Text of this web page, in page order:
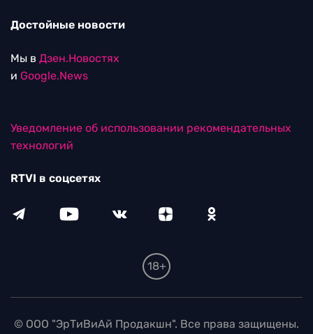
Достойные новости
Мы в Дзен.Новостях
и Google.News
Уведомление об использовании рекомендательных
технологий
RTVI в соцсетях
18+
© ООО "ЭрТиВиАй Продакшн". Все права защищены.